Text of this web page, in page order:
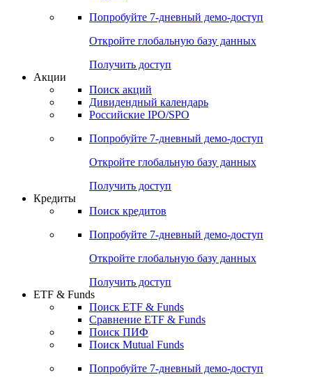
Попробуйте 7-дневный демо-доступ
Откройте глобальную базу данных
Получить доступ
Акции
Поиск акций
Дивидендный календарь
Российские IPO/SPO
Попробуйте 7-дневный демо-доступ
Откройте глобальную базу данных
Получить доступ
Кредиты
Поиск кредитов
Попробуйте 7-дневный демо-доступ
Откройте глобальную базу данных
Получить доступ
ETF & Funds
Поиск ETF & Funds
Сравнение ETF & Funds
Поиск ПИФ
Поиск Mutual Funds
Попробуйте 7-дневный демо-доступ